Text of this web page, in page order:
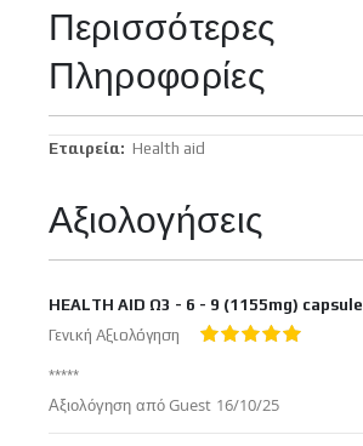
Περισσότερες
Πληροφορίες
ΠερισσότερεςHealth aid
Αξιολογήσεις
HEALTH AID Ω3 - 6 - 9 (1155mg)
Γενική Αξιολόγηση
*****
Αξιολόγηση απόGuest Δημοσιεύτηκε
στις
16/10/25